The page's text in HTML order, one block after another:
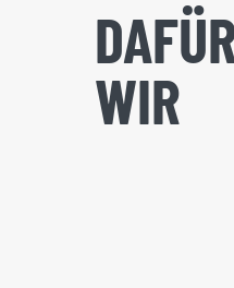
WIR